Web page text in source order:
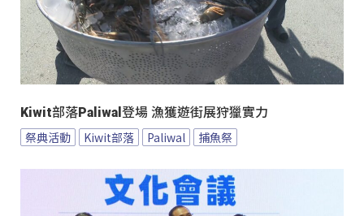
Kiwit部落Paliwal登場 漁獲遊街展狩獵實力
祭典活動 Kiwit部落 Paliwal 捕魚祭